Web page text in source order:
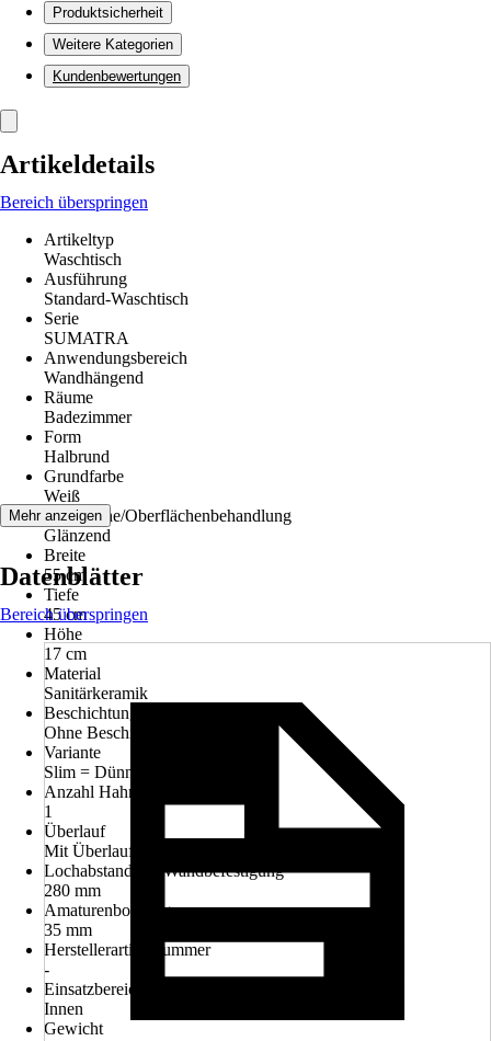
Produktsicherheit
Weitere Kategorien
Kundenbewertungen
Artikeldetails
Bereich überspringen
Artikeltyp
Waschtisch
Ausführung
Standard-Waschtisch
Serie
SUMATRA
Anwendungsbereich
Wandhängend
Räume
Badezimmer
Form
Halbrund
Grundfarbe
Weiß
Oberfläche/Oberflächenbehandlung
Glänzend
Breite
55 cm
Tiefe
45 cm
Höhe
17 cm
Material
Sanitärkeramik
Beschichtung
Ohne Beschichtung
Variante
Slim = Dünnwandig
Anzahl Hahnlöcher
1
Überlauf
Mit Überlauf
Lochabstand der Wandbefestigung
280 mm
Amaturenbohrung
35 mm
Herstellerartikelnummer
-
Einsatzbereich
Innen
Gewicht
Mehr anzeigen
Datenblätter
Bereich überspringen